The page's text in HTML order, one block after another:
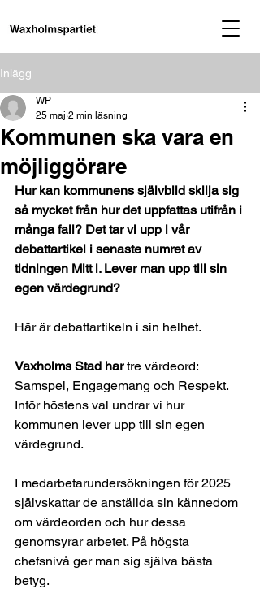
Inlägg
Kommunen ska vara en
möjliggörare
WP
25 maj 2 min läsning
Hur kan kommunens självbild skilja sig
så mycket från hur det uppfattas utifrån i
många fall? Det tar vi upp i vår
debattartikel i senaste numret av
tidningen Mitt i. Lever man upp till sin
egen värdegrund?
Här är debattartikeln i sin helhet.
Vaxholms Stad har tre värdeord:
Samspel, Engagemang och Respekt.
Inför höstens val undrar vi hur
kommunen lever upp till sin egen
värdegrund.
I medarbetarundersökningen för 2025
självskattar de anställda sin kännedom
om värdeorden och hur dessa
genomsyrar arbetet. På högsta
chefsnivå ger man sig själva bästa
betyg.